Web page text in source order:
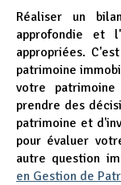
Réaliser un
approfondie et
appropriées.
patrimoine
votre
prendre des
patrimoine et
pour évaluer
autre question
en Gestion de